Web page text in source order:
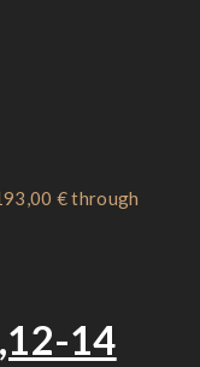
€ through
14